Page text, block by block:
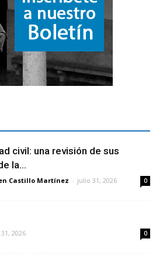
civil: una revisión de sus
la...
Castillo Martínez - julio 31, 2026 0
2026 0